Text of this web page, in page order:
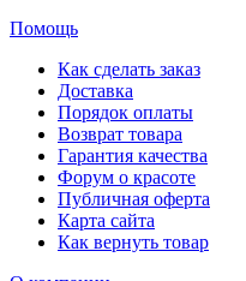
Помощь
Как сделать заказ
Доставка
Порядок оплаты
Возврат товара
Гарантия качества
Форум о красоте
Публичная оферта
Карта сайта
Как вернуть товар